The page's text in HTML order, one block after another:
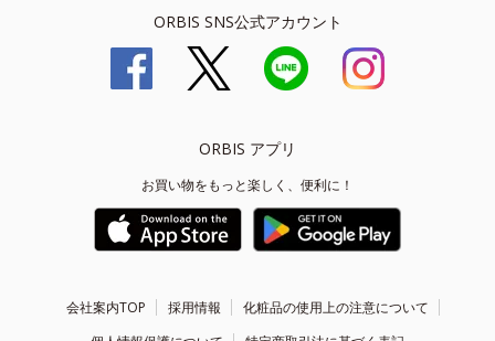
ORBIS SNS公式アカウント
ORBIS アプリ
お買い物をもっと楽しく、便利に！
会社案内TOP 採用情報
化粧品の使用上の注意について